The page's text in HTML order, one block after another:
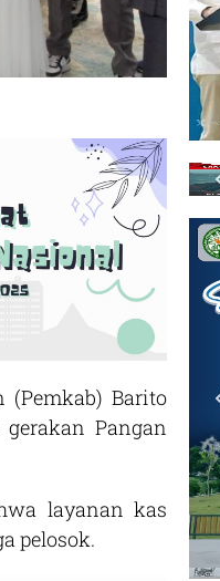
(Pemkab) Barito
Pangan
layanan kas
pelosok.